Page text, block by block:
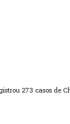
273 casos de